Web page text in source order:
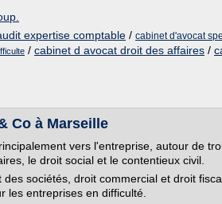
expertise comptable / cabinet d'avocat
/ cabinet d avocat droit des affaires /
Co à Marseille
vers l'entreprise, autour de
le droit social et le contentieux civil.
sociétés, droit commercial et droit
les entreprises en difficulté.